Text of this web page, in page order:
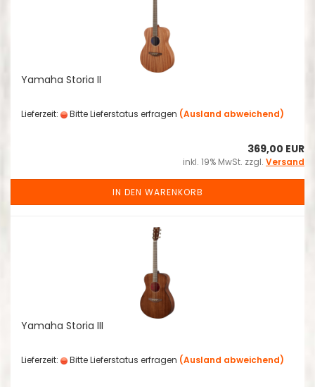
Yamaha Storia II
Lieferzeit: Bitte Lieferstatus erfragen (Ausland abweichend)
369,00 EUR
inkl. 19% MwSt. zzgl. Versand
IN DEN WARENKORB
Yamaha Storia III
Lieferzeit: Bitte Lieferstatus erfragen (Ausland abweichend)